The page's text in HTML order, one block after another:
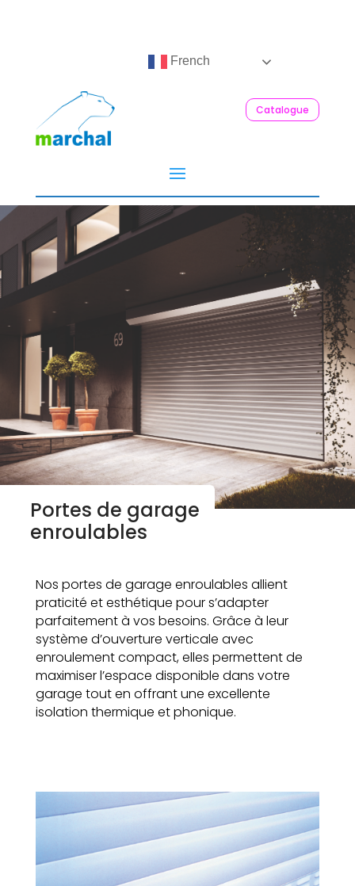
French
Catalogue
Portes de garage
enroulables
Nos portes de garage enroulables allient
praticité et esthétique pour s’adapter
parfaitement à vos besoins. Grâce à leur
système d’ouverture verticale avec
enroulement compact, elles permettent de
maximiser l’espace disponible dans votre
garage tout en offrant une excellente
isolation thermique et phonique.